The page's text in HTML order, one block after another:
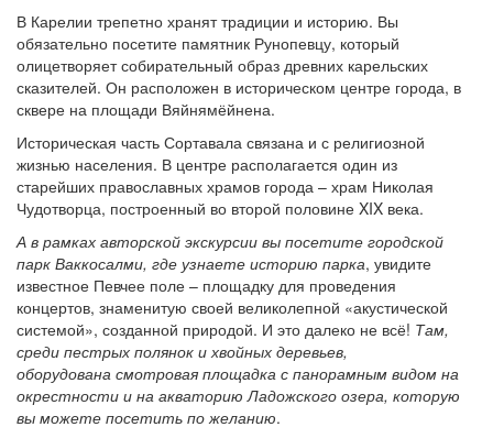
В Карелии трепетно хранят традиции и историю. Вы
обязательно посетите памятник Рунопевцу, который
олицетворяет собирательный образ древних карельских
сказителей. Он расположен в историческом центре города, в
сквере на площади Вяйнямёйнена.
Историческая часть Сортавала связана и с религиозной
жизнью населения. В центре располагается один из
старейших православных храмов города – храм Николая
Чудотворца, построенный во второй половине XIX века.
А в рамках авторской экскурсии вы посетите городской
парк Ваккосалми, где узнаете историю парка, увидите
известное Певчее поле – площадку для проведения
концертов, знаменитую своей великолепной «акустической
системой», созданной природой. И это далеко не всё! Там,
среди пестрых полянок и хвойных деревьев,
оборудована смотровая площадка с панорамным видом на
окрестности и на акваторию Ладожского озера, которую
вы можете посетить по желанию.